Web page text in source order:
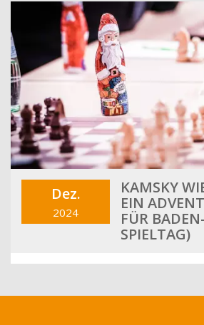
Dez.
2024
KAMSKY
EIN
FÜR
SPIELTAG)